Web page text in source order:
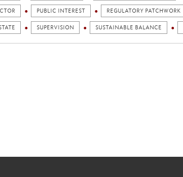
PUBLIC INTEREST REGULATORY PATCHWORK
SUPERVISION SUSTAINABLE BALANCE